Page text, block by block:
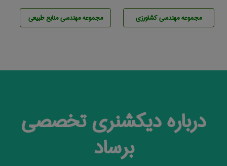
مجموعه مهندسی كشاورزی مجموعه مهندسی منابع طبيعی
درباره دیکشنری تخصصی
برساد